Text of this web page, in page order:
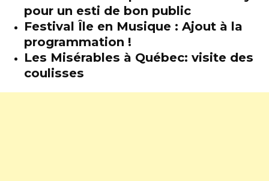
pour un esti de bon public
Festival Île en Musique : Ajout à la
programmation !
Les Misérables à Québec: visite des
coulisses